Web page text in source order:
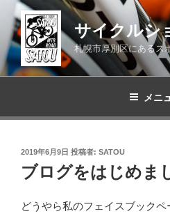
テ
ン
ツ
サイクルシ
札幌市厚別区にあるス
メニ
投
日:
2019年6月9日 投稿者: SATOU
ブログをはじめま
どうやら私のフェイスブック